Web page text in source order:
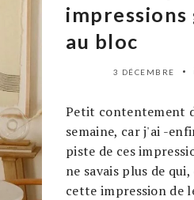
impressions
au bloc
3 DÉCEMBRE
Petit contentement
semaine, car j'ai -
piste de ces
ne savais plus de
cette impression de